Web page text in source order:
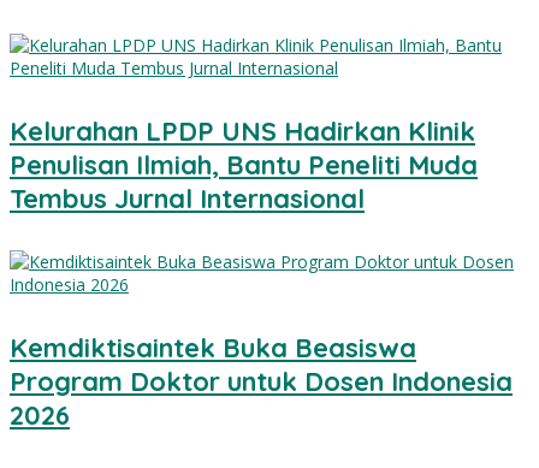
Kelurahan LPDP UNS Hadirkan Klinik
Penulisan Ilmiah, Bantu Peneliti Muda
Tembus Jurnal Internasional
Kemdiktisaintek Buka Beasiswa
Program Doktor untuk Dosen Indonesia
2026